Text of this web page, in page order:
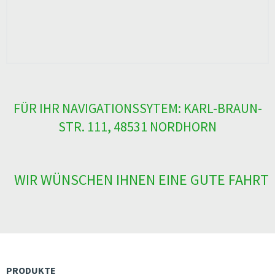
FÜR IHR NAVIGATIONSSYTEM: KARL-BRAUN-
STR. 111, 48531 NORDHORN
WIR WÜNSCHEN IHNEN EINE GUTE FAHRT
PRODUKTE